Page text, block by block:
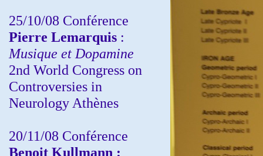
25/10/08 Conférence
Pierre Lemarquis :
Musique et Dopamine
2nd World Congress on
Controversies in
Neurology Athènes
20/11/08 Conférence
Benoit Kullmann :